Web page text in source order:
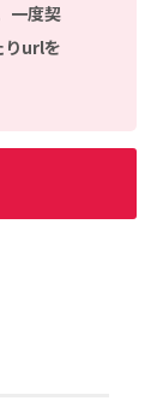
一度契
りurlを